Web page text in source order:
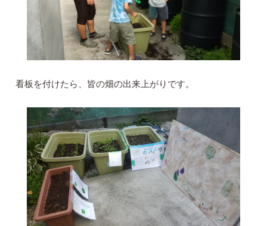
看板を付けたら、皆の畑の出来上がりです。